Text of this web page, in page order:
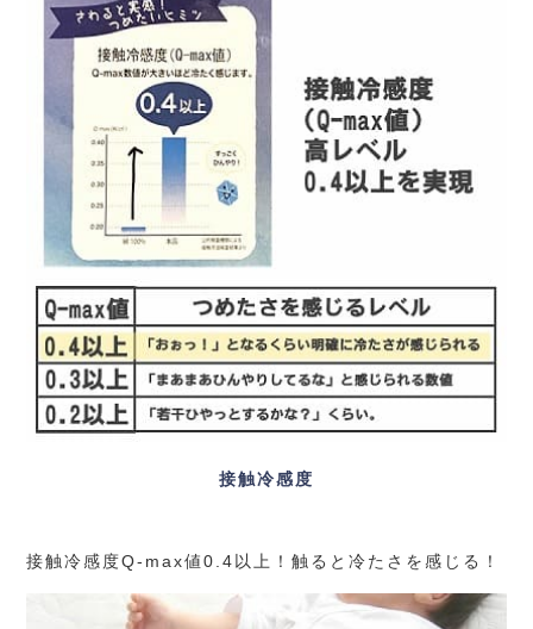
接触冷感度
接触冷感度Q-max値0.4以上！触ると冷たさを感じる！